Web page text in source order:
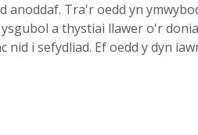
anoddaf. Tra'r oedd yn
a thystiai llawer o'r
i sefydliad. Ef oedd y dyn